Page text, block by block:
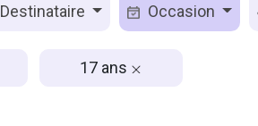
Destinataire Occasion
17 ans